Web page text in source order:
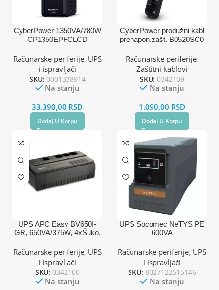
CyberPower 1350VA/780W
CP1350EPFCLCD
Računarske periferije, UPS
i ispravljači
SKU: 0001338914
Na stanju
33.390,00 RSD
Dodaj U Korpu
CyberPower produžni kabl
prenapon.zašt. B0520SC0
Računarske periferije,
Zaštitni kablovi
SKU: 0342109
Na stanju
1.090,00 RSD
Dodaj U Korpu
UPS APC Easy BV650I-
GR, 650VA/375W, 4xŠuko,
Računarske periferije, UPS
i ispravljači
SKU: 0342100
Na stanju
UPS Socomec NeTYS PE
600VA
Računarske periferije, UPS
i ispravljači
SKU: 8027122515146
Na stanju